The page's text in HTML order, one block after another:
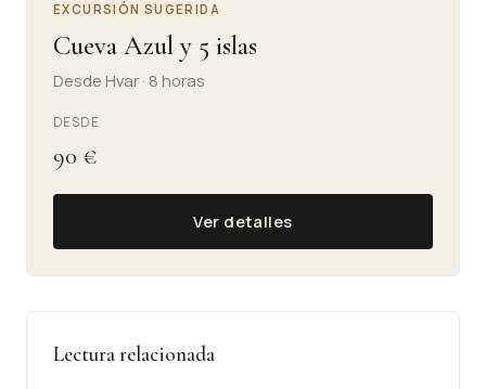
EXCURSIÓN SUGERIDA
Cueva Azul y 5 islas
Desde Hvar · 8 horas
DESDE
90 €
Ver detalles
Lectura relacionada